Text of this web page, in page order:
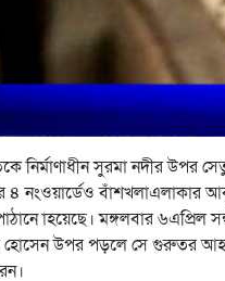
নির্মাণাধীন সুরমা নদীর উপর
নংওয়ার্ডেও বাঁশখলাএলাকার
াহয়েছে। মঙ্গলবার ৬এপ্রিল
হোসেন উপর পড়লে সে গুরুতর